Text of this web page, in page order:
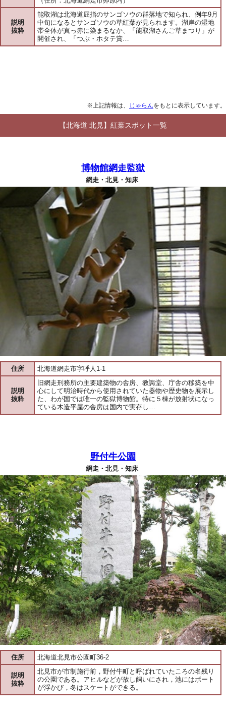
説明
抜粋
能取湖は北海道屈指のサンゴソウの群落地で知られ、例年9月
中旬になるとサンゴソウの草紅葉が見られます。湖岸の湿地
帯全体が真っ赤に染まるなか、「能取湖さんご草まつり」が
開催され、「つぶ・ホタテ賞…
※上記情報は、 じゃらんをもとに表示しています。
【北海道 北見】紅葉スポット一覧
博物館網走監獄
網走・北見・知床
住所 北海道網走市字呼人1-1
説明
抜粋
旧網走刑務所の主要建築物の舎房、教誨堂、庁舎の移築を中
心にして明治時代から使用されていた器物や歴史物を展示し
た、わが国では唯一の監獄博物館。特に５棟が放射状になっ
ている木造平屋の舎房は国内で実存し…
野付牛公園
網走・北見・知床
住所 北海道北見市公園町36-2
説明
抜粋
北見市が市制施行前，野付牛町と呼ばれていたころの名残り
の公園である。アヒルなどが放し飼いにされ，池にはボート
が浮かび，冬はスケートができる。